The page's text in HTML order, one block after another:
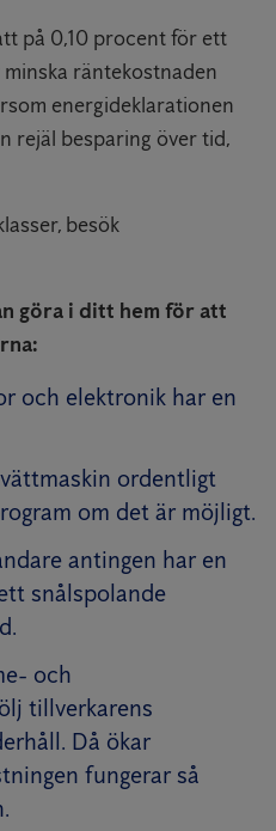
på 0,10 procent för ett
räntekostnaden
energideklarationen
rejäl besparing över tid,
besök
göra i ditt hem för att
och elektronik har en
ordentligt
om det är möjligt.
antingen har en
snålspolande
och
tillverkarens
Då ökar
fungerar så